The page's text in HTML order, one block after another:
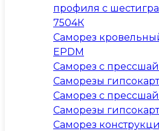
профиля с
7504К
Саморез
EPDM
Саморез с
Саморезы
Саморез с
Саморезы
Саморез